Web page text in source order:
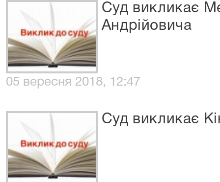
Суд викликає
Андрійовича
05 вересня 2018, 12:47
Суд викликає